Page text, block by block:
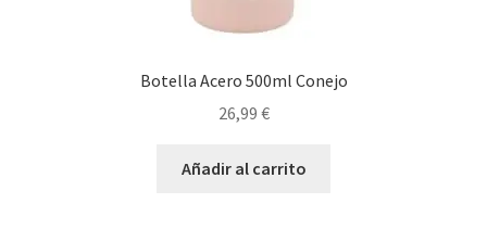
Botella Acero 500ml Conejo
26,99 €
Añadir al carrito